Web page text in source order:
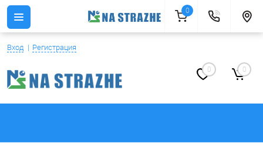
Вход Регистрация
0 0
0